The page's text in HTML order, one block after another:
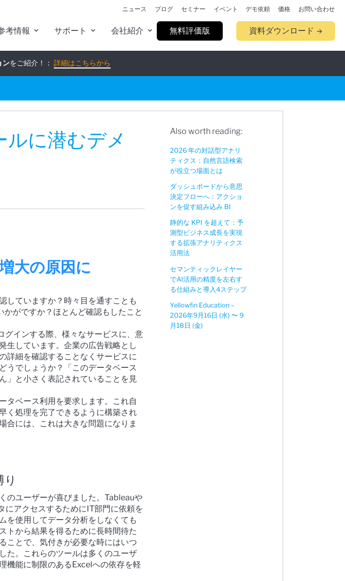
考情報 サポート 会社紹介 無料評価版 資料ダウンロード
ニュース ブログ セミナー イベント デモ依頼 価格 お問い合わせ
ンをご紹介！： 詳細はこちらから
ガイド：詳細はこちらから
に潜むデメ
大の原因に
していますか？時々目を通すことも
がですか？ほとんど確認もしたこと
インする際、様々なサービスに、意
生しています。企業の広告戦略とし
詳細を確認することなくサービスに
うでしょうか？「このデータベース
」と小さく表記されていることを見
タベース利用を要求します。これ自
く処理を完了できるように構築され
合には、これは大きな問題になりま
のユーザーが喜びました。Tableauや
にアクセスするためにIT部門に依頼を
を使用してデータ分析をしなくても
トから結果を得るために長時間待た
ことで、気付きが必要な時にはいつ
た。これらのツールは多くのユーザ
機能に制限のあるExcelへの依存を軽
Also worth reading:
2026 年の対話型アナリ
ティクス：自然言語検索
が役立つ場面とは
ダッシュボードから意思
決定フローへ：アクショ
ンを促す組み込み BI
静的な KPI を超えて：予
測型ビジネス成長を実現
する拡張アナリティクス
活用法
セマンティックレイヤー
でAI活用の精度を左右す
る仕組みと導入4ステップ
Yellowfin Education –
2026年9月16日 (水) 〜 9
月18日 (金)